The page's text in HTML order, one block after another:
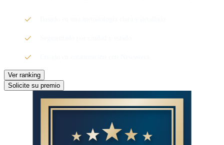
Ver ranking
Solicite su premio